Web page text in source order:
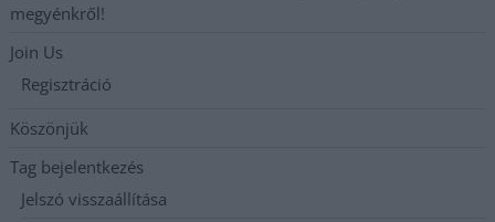
megyénkről!
Join Us
Regisztráció
Köszönjük
Tag bejelentkezés
Jelszó visszaállítása